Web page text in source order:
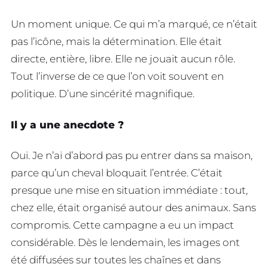
Un moment unique. Ce qui m’a marqué, ce n’était
pas l’icône, mais la détermination. Elle était
directe, entière, libre. Elle ne jouait aucun rôle.
Tout l’inverse de ce que l’on voit souvent en
politique. D’une sincérité magnifique.
Il y a une anecdote ?
Oui. Je n’ai d’abord pas pu entrer dans sa maison,
parce qu’un cheval bloquait l’entrée. C’était
presque une mise en situation immédiate : tout,
chez elle, était organisé autour des animaux. Sans
compromis. Cette campagne a eu un impact
considérable. Dès le lendemain, les images ont
été diffusées sur toutes les chaînes et dans